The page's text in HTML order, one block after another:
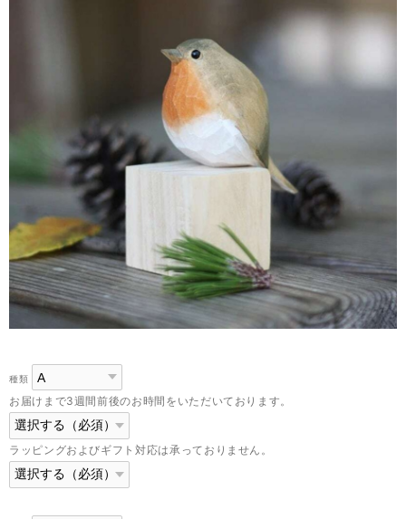
種類
お届けまで3週間前後のお時間をいただいております。
ラッピングおよびギフト対応は承っておりません。